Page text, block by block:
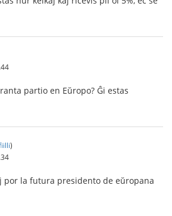
partio en Eŭropo? Ĝi estas
)
por la futura presidento de eŭropana